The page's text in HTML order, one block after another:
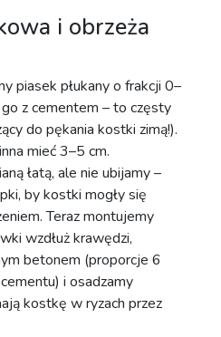
i obrzeża
piasek płukany o frakcji 0–
z cementem – to częsty
do pękania kostki zimą!).
mieć 3–5 cm.
łatą, ale nie ubijamy –
by kostki mogły się
Teraz montujemy
wzdłuż krawędzi,
betonem (proporcje 6
i osadzamy
kostkę w ryzach przez